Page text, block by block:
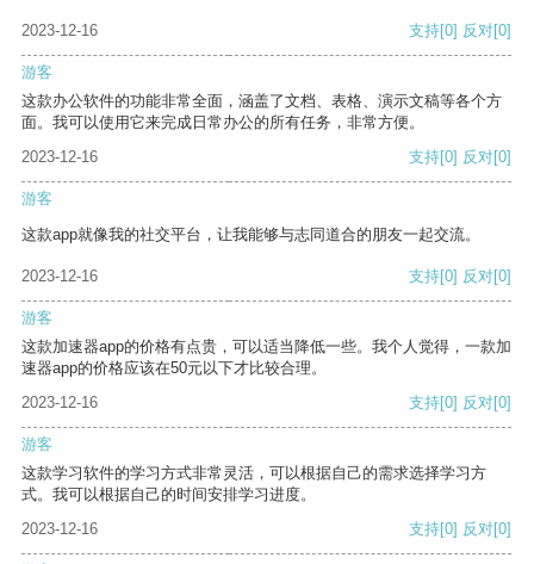
2023-12-16 支持[0] 反对[0]
游客
这款办公软件的功能非常全面，涵盖了文档、表格、演示文稿等各个方
面。我可以使用它来完成日常办公的所有任务，非常方便。
2023-12-16
支持[0] 反对[0]
游客
这款app就像我的社交平台，让我能够与志同道合的朋友一起交流。
2023-12-16 支持[0] 反对[0]
游客
这款加速器app的价格有点贵，可以适当降低一些。我个人觉得，一款加
速器app的价格应该在50元以下才比较合理。
2023-12-16
支持[0] 反对[0]
游客
这款学习软件的学习方式非常灵活，可以根据自己的需求选择学习方
式。我可以根据自己的时间安排学习进度。
2023-12-16
支持[0] 反对[0]